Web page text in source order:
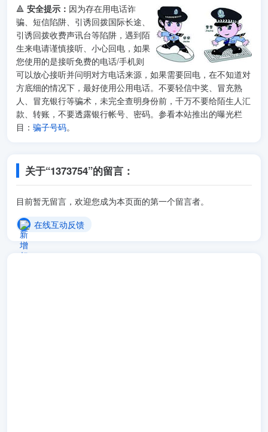
🔺 安全提示： 因为存在用电话诈
骗、短信陷阱、引诱回拨国际长途、
引诱回拨收费声讯台等陷阱，遇到陌
生来电请谨慎接听、小心回电，如果
您使用的是接听免费的电话/手机则
可以放心接听并问明对方电话来源，如果需要回电，在不知道对
方底细的情况下，最好使用公用电话。不要轻信中奖、冒充熟
人、冒充银行等骗术，未完全查明身份前，千万不要给陌生人汇
款、转账，不要透露银行帐号、密码。参看本站推出的曝光栏
目： 骗子号码。
关于“1373754”的留言：
目前暂无留言，欢迎您成为本页面的第一个留言者。
在线互动反馈